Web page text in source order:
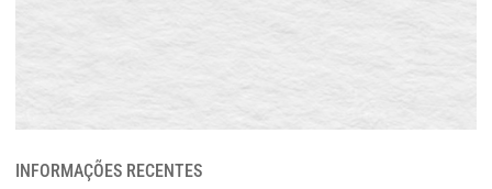
INFORMAÇÕES RECENTES